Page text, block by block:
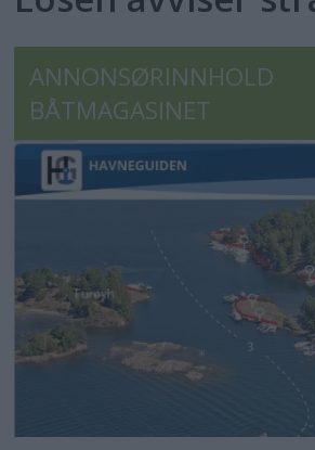
ANNONSØRINNHOLD
BÅTMAGASINET